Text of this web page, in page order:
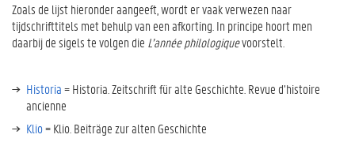
Zoals de lijst hieronder aangeeft, wordt er vaak verwezen naar
tijdschrifttitels met behulp van een afkorting. In principe hoort men
daarbij de sigels te volgen die L’année philologiquevoorstelt.
Historia= Historia. Zeitschrift für alte Geschichte. Revue d’histoire
ancienne
Klio= Klio. Beiträge zur alten Geschichte